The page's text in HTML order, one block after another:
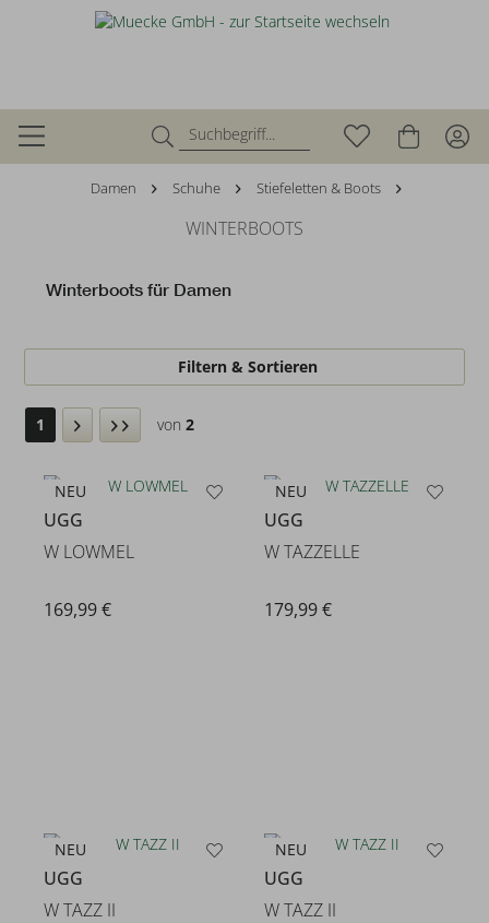
Damen Schuhe Stiefeletten & Boots
WINTERBOOTS
Winterboots für Damen
Filtern & Sortieren
1 von2
NEU
UGG
W LOWMEL
169,99 €
NEU
UGG
W TAZZELLE
179,99 €
NEU
UGG
W TAZZ II
NEU
UGG
W TAZZ II